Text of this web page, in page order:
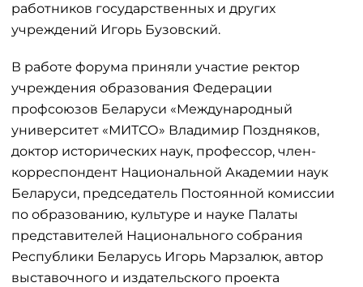
работников государственных и других
учреждений Игорь Бузовский.
В работе форума приняли участие ректор
учреждения образования Федерации
профсоюзов Беларуси «Международный
университет «МИТСО» Владимир Поздняков,
доктор исторических наук, профессор, член-
корреспондент Национальной Академии наук
Беларуси, председатель Постоянной комиссии
по образованию, культуре и науке Палаты
представителей Национального собрания
Республики Беларусь Игорь Марзалюк, автор
выставочного и издательского проекта